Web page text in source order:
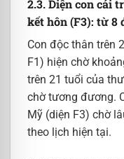
2.3. Diện con cái
kết hôn (F3): từ 8
Con độc thân trên
F1) hiện chờ
trên 21 tuổi của
chờ tương đương.
Mỹ (diện F3) chờ
theo lịch hiện tại.